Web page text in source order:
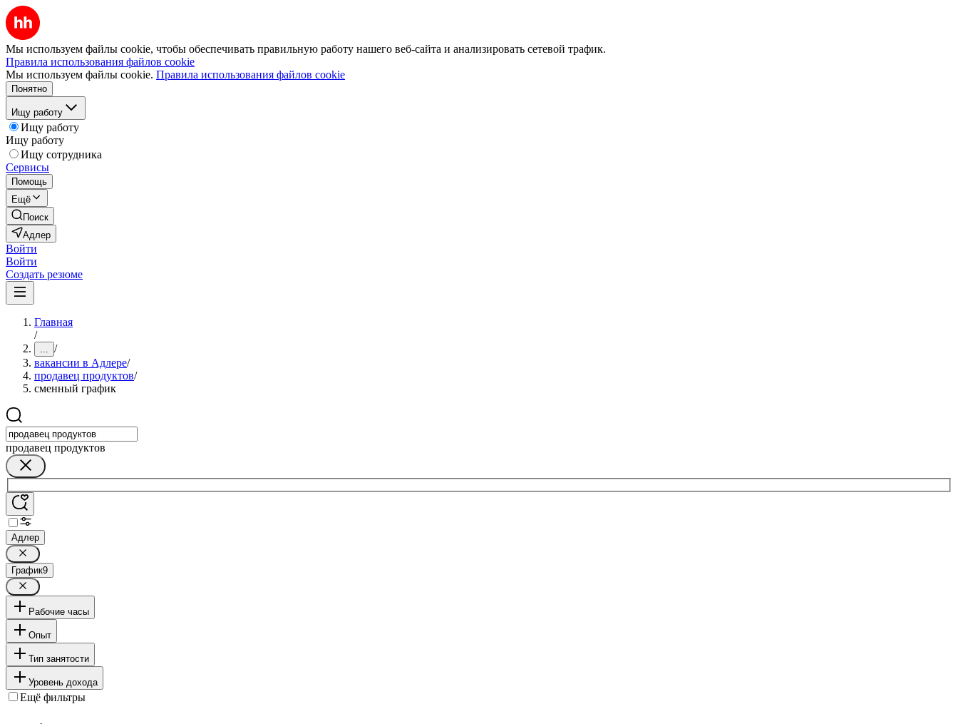
Мы используем файлы cookie, чтобы обеспечивать правильную работу нашего веб-сайта и анализировать сетевой трафик.
Правила использования файлов cookie
Мы используем файлы cookie. Правила использования файлов cookie
Понятно
Ищу работу
Ищу работу
Ищу работу
Ищу сотрудника
Сервисы
Помощь
Ещё
Поиск
Адлер
Войти
Войти
Создать резюме
Главная
/
... /
вакансии в Адлере/
продавец продуктов/
сменный график
продавец продуктов
Адлер
График9
Рабочие часы
Опыт
Тип занятости
Уровень дохода
Ещё фильтры